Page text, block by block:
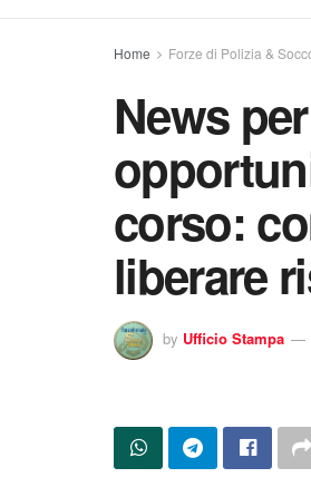
Home Forze di Polizia &
News
corso:
liberare
by Ufficio Stampa